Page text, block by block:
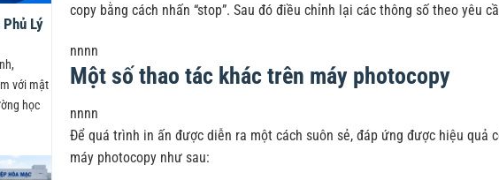
Lý
với mật
học
copy bằng cách nhấn “stop”. Sau đó điều chỉnh lại các thông số theo yêu
nnnn
Một số thao tác khác trên máy photocopy
nnnn
Để quá trình in ấn được diễn ra một cách suôn sẻ, đáp ứng được hiệu quả
máy photocopy như sau: